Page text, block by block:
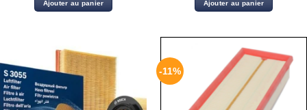
Ajouter au panier Ajouter au panier
-11%